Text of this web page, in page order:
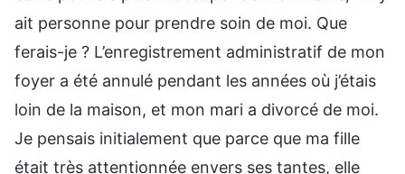
ait personne pour prendre soin de moi. Que
ferais-je ? L’enregistrement administratif de mon
foyer a été annulé pendant les années où j’étais
loin de la maison, et mon mari a divorcé de moi.
Je pensais initialement que parce que ma fille
était très attentionnée envers ses tantes, elle